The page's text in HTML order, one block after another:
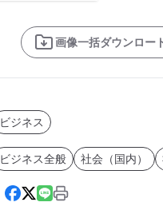
画像一括ダウンロー
ビジネス
ビジネス全般 社会（国内）